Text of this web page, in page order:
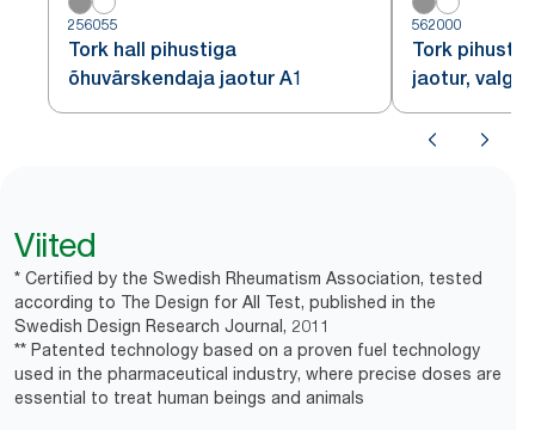
256055
Tork hall pihustiga
õhuvärskendaja jaotur A1
562000
Tork
jaotur, valge
Viited
* Certified by the Swedish Rheumatism Association, tested
according to The Design for All Test, published in the
Swedish Design Research Journal, 2011
** Patented technology based on a proven fuel technology
used in the pharmaceutical industry, where precise doses are
essential to treat human beings and animals